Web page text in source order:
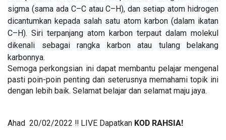
sigma (sama ada C–C atau C–H), dan setiap atom hidrogen
dicantumkan kepada salah satu atom karbon (dalam ikatan
C–H). Siri terpanjang atom karbon terpaut dalam molekul
dikenali sebagai rangka karbon atau tulang belakang
karbonnya.
Semoga perkongsian ini dapat membantu pelajar mengenal
pasti poin-poin penting dan seterusnya memahami topik ini
dengan lebih baik. Selamat belajar dan selamat maju jaya.
Ahad  20/02/2022 ‼️ LIVE Dapatkan KOD RAHSIA!